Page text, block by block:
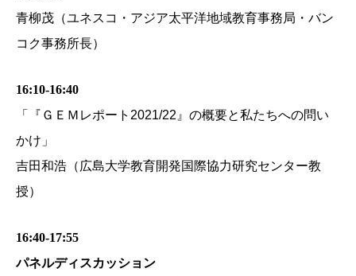
青柳茂（ユネスコ・アジア太平洋地域教育事務局・バン
コク事務所長）
16:10-16:40
「『ＧＥＭレポート2021/22』の概要と私たちへの問い
かけ」
吉田和浩（広島大学教育開発国際協力研究センター教
授）
16:40-17:55
パネルディスカッション